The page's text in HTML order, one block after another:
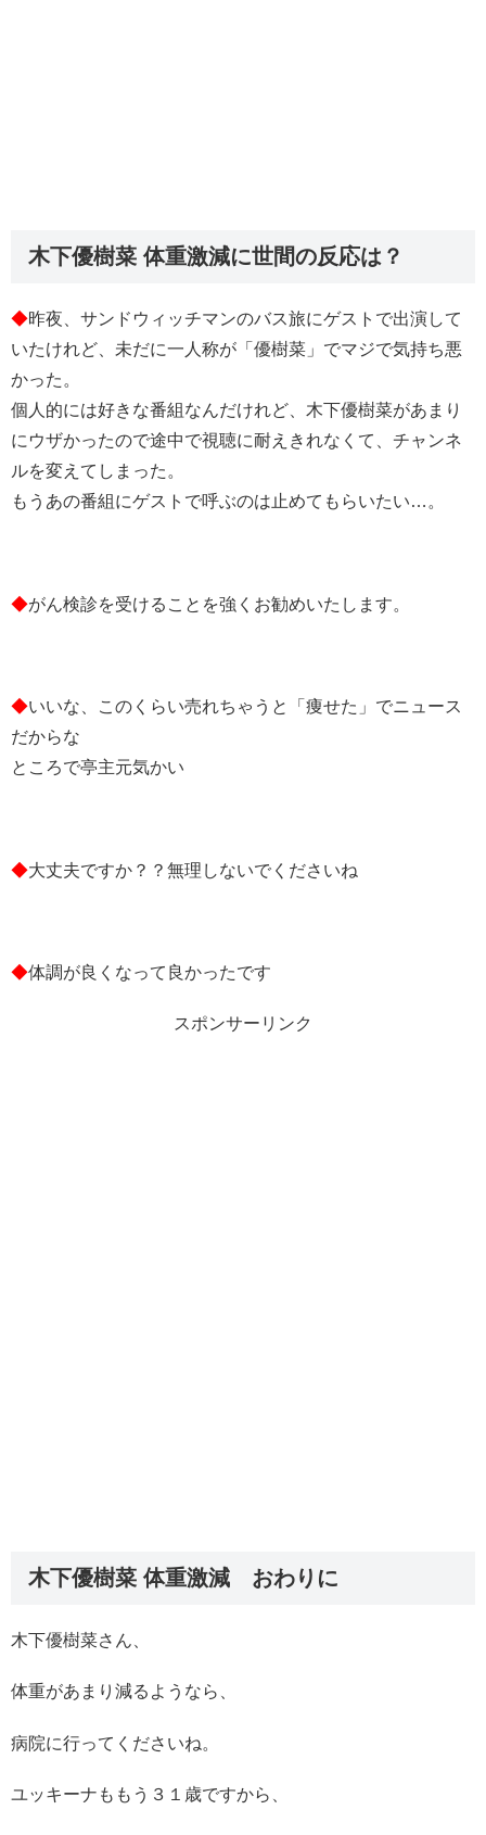
木下優樹菜 体重激減に世間の反応は？
◆昨夜、サンドウィッチマンのバス旅にゲストで出演して
いたけれど、未だに一人称が「優樹菜」でマジで気持ち悪
かった。
個人的には好きな番組なんだけれど、木下優樹菜があまり
にウザかったので途中で視聴に耐えきれなくて、チャンネ
ルを変えてしまった。
もうあの番組にゲストで呼ぶのは止めてもらいたい…。
◆がん検診を受けることを強くお勧めいたします。
◆いいな、このくらい売れちゃうと「痩せた」でニュース
だからな
ところで亭主元気かい
◆大丈夫ですか？？無理しないでくださいね
◆体調が良くなって良かったです
スポンサーリンク
木下優樹菜 体重激減 おわりに
木下優樹菜さん、
体重があまり減るようなら、
病院に行ってくださいね。
ユッキーナももう３１歳ですから、